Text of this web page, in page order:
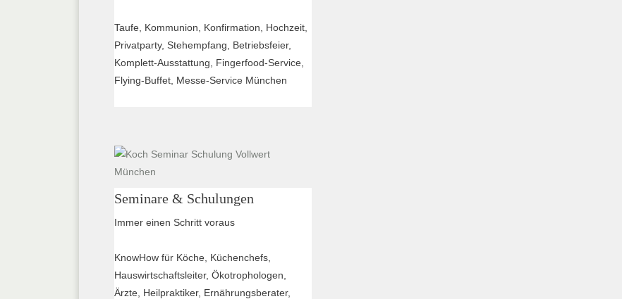
Taufe, Kommunion, Konfirmation, Hochzeit,
Privatparty, Stehempfang, Betriebsfeier,
Komplett-Ausstattung, Fingerfood-Service,
Flying-Buffet, Messe-Service München
Seminare & Schulungen
Immer einen Schritt voraus
KnowHow für Köche, Küchenchefs,
Hauswirtschaftsleiter, Ökotrophologen,
Ärzte, Heilpraktiker, Ernährungsberater,